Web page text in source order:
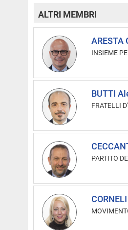
ALTRI MEMBRI
ARESTA
INSIEME
BUTTI
FRATELLI
PARTITO